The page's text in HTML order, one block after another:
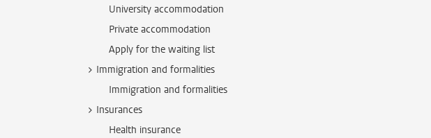
University accommodation
Private accommodation
Apply for the waiting list
Immigration and formalities
Immigration and formalities
Insurances
Health insurance